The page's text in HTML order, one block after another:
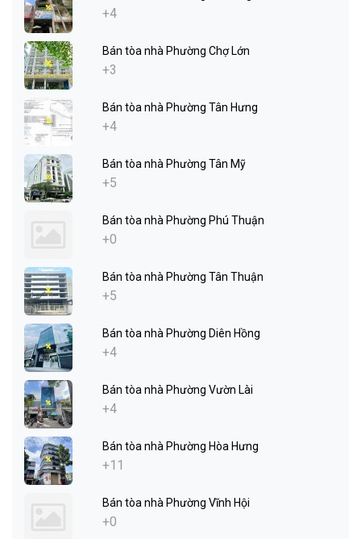
+4
Bán tòa nhà Phường Chợ Lớn
+3
Bán tòa nhà Phường Tân Hưng
+4
Bán tòa nhà Phường Tân Mỹ
+5
Bán tòa nhà Phường Phú Thuận
+0
Bán tòa nhà Phường Tân Thuận
+5
Bán tòa nhà Phường Diên Hồng
+4
Bán tòa nhà Phường Vườn Lài
+4
Bán tòa nhà Phường Hòa Hưng
+11
Bán tòa nhà Phường Vĩnh Hội
+0